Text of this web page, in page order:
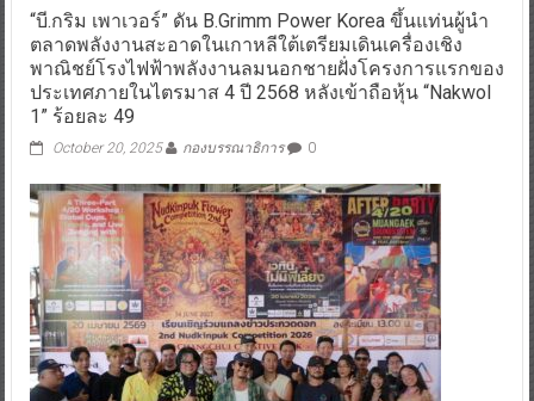
“บี.กริม เพาเวอร์” ดัน B.Grimm Power Korea ขึ้นแท่นผู้นำ
ตลาดพลังงานสะอาดในเกาหลีใต้เตรียมเดินเครื่องเชิง
พาณิชย์โรงไฟฟ้าพลังงานลมนอกชายฝั่งโครงการแรกของ
ประเทศภายในไตรมาส 4 ปี 2568 หลังเข้าถือหุ้น “Nakwol
1” ร้อยละ 49
October 20, 2025 กองบรรณาธิการ 0